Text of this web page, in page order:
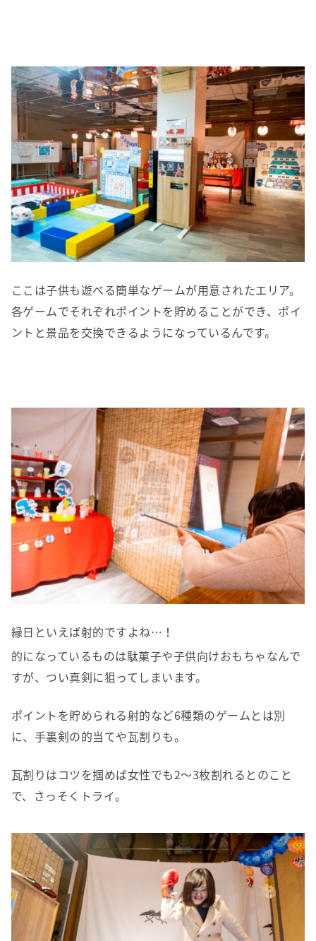
ここは子供も遊べる簡単なゲームが用意されたエリア。
各ゲームでそれぞれポイントを貯めることができ、ポイ
ントと景品を交換できるようになっているんです。
縁日といえば射的ですよね…！
的になっているものは駄菓子や子供向けおもちゃなんで
すが、つい真剣に狙ってしまいます。
ポイントを貯められる射的など6種類のゲームとは別
に、手裏剣の的当てや瓦割りも。
瓦割りはコツを掴めば女性でも2〜3枚割れるとのこと
で、さっそくトライ。